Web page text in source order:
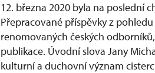
12. března 2020 byla na poslední
Přepracované příspěvky z
renomovaných českých
publikace. Úvodní slova Jany
kulturní a duchovní význam